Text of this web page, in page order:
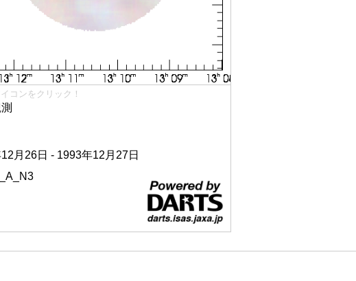
コンをクリック！
月26日 - 1993年12月27日